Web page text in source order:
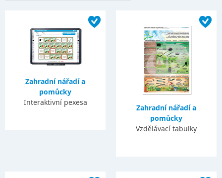
Zahradní nářadí a
pomůcky
Interaktivní pexesa
Zahradní nářadí a
pomůcky
Vzdělávací tabulky